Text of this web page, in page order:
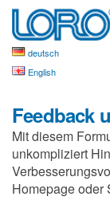
deutsch
English
Feedback
Mit diesem
unkompliziert
Homepage oder